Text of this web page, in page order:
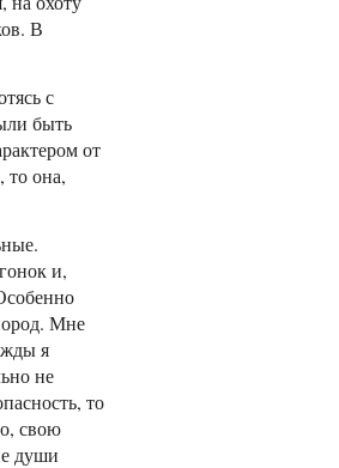
В
с
быть
от
то она,
и,
Мне
я
не
то
свою
души